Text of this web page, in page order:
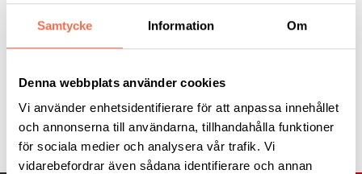
Samtycke Information Om
Denna webbplats använder cookies
Vi använder enhetsidentifierare för att anpassa innehållet
och annonserna till användarna, tillhandahålla funktioner
för sociala medier och analysera vår trafik. Vi
vidarebefordrar även sådana identifierare och annan
"Glada vårfixare på Strannegården i mars 2025"